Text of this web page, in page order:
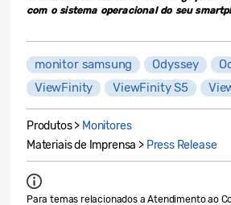
com o sistema operacional do seu
monitor samsung Odyssey
ViewFinity
ViewFinity S5
Produtos > Monitores
Materiais de Imprensa > Press Release
Para temas relacionados a Atendimento ao